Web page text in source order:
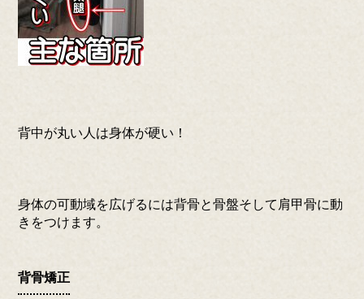
背中が丸い人は身体が硬い！
身体の可動域を広げるには背骨と骨盤そして肩甲骨に動
きをつけます。
背骨矯正